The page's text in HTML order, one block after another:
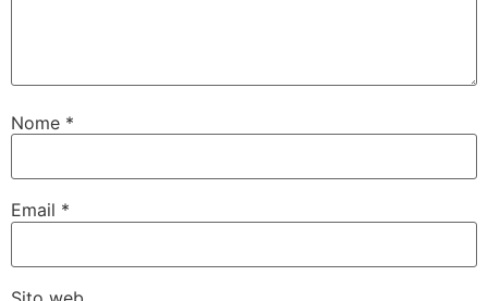
Nome *
Email *